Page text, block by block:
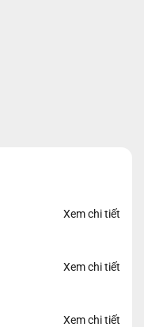
Xem chi tiết
Xem chi tiết
Xem chi tiết